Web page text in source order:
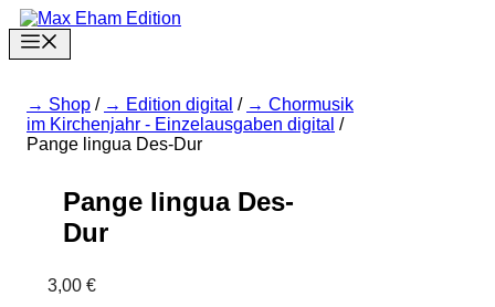
Zum
Inhalt
springen
Shop / Edition digital /
Chormusik
im Kirchenjahr - Einzelausgaben digital /
Pange lingua Des-Dur
Pange lingua Des-
Dur
3,00 €